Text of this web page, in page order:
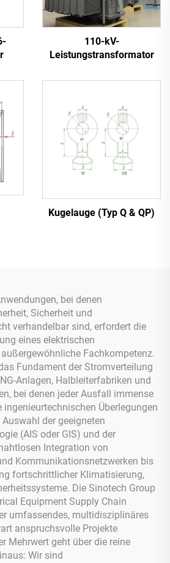
110-kV-
Leistungstransformator
Kugelauge (Typ Q & QP)
bei denen
Sicherheit und
verhandelbar sind, erfordert die
eines elektrischen
Fachkompetenz.
Fundament der Stromverteilung
Anlagen, Halbleiterfabriken und
bei denen jeder Ausfall immense
ingenieurtechnischen Überlegungen
der geeigneten
(AIS oder GIS) und der
Integration von
Kommunikationsnetzwerken bis
fortschrittlicher Klimatisierung,
Die Sinotech Group
Equipment Supply Chain
umfassendes, multidisziplinäres
anspruchsvolle Projekte
Mehrwert geht über die reine
Wir sind